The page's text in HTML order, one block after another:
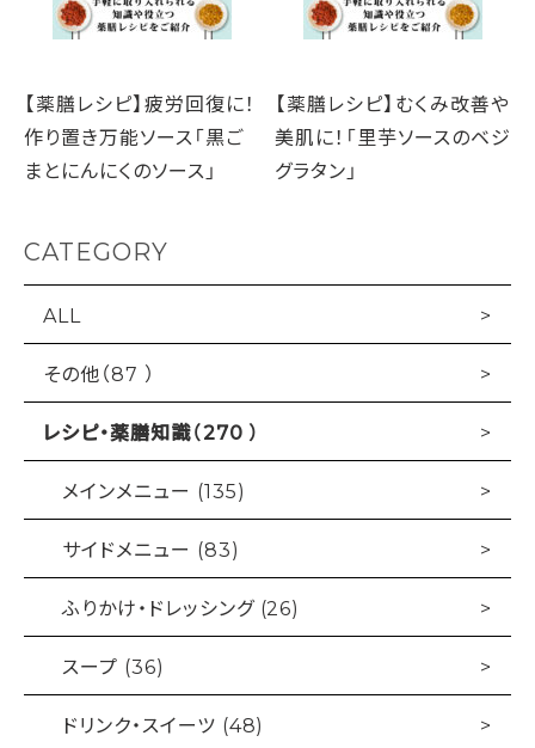
【薬膳レシピ】疲労回復に！
作り置き万能ソース「黒ご
まとにんにくのソース」
【薬膳レシピ】むくみ改善や
美肌に！「里芋ソースのベジ
グラタン」
CATEGORY
ALL
その他（87 ）
レシピ・薬膳知識（270 ）
メインメニュー (135)
サイドメニュー (83)
ふりかけ・ドレッシング (26)
スープ (36)
ドリンク・スイーツ (48)